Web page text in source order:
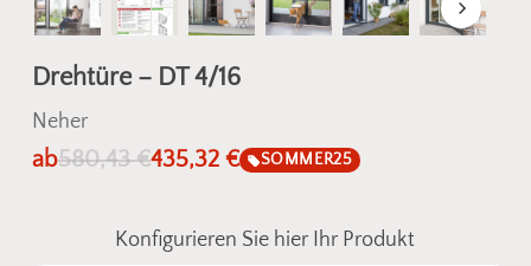
Drehtüre – DT 4/16
Neher
ab580,43€435,32 € SOMMER25
Konfigurieren Sie hier Ihr Produkt